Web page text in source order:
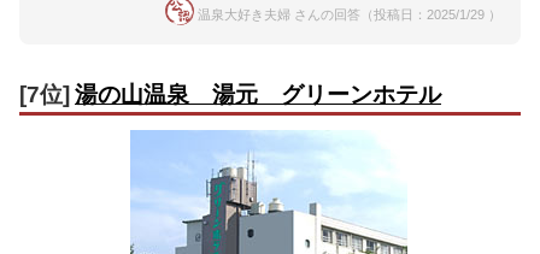
温泉大好き夫婦 さんの回答（投稿日：2025/1/29 ）
[7位] 湯の山温泉 湯元 グリーンホテル